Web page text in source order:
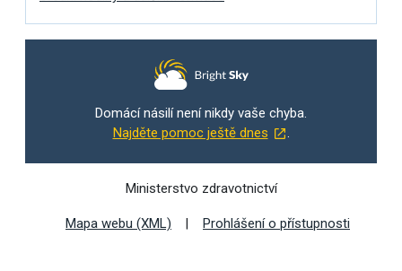
Domácí násilí není nikdy vaše chyba.
Najděte pomoc ještě dnes
.
Ministerstvo zdravotnictví
Mapa webu (XML) Prohlášení o přístupnosti